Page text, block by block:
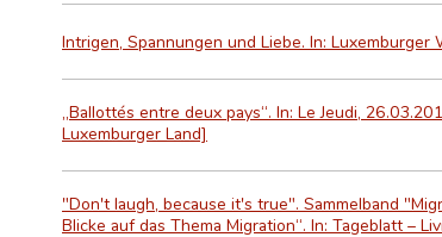
Intrigen, Spannungen und Liebe. In:
„Ballottés entre deux pays“. In: Le Jeudi,
Luxemburger Land]
"Don't laugh, because it's true". Sammelband
Blicke auf das Thema Migration“. In: Tageblatt –